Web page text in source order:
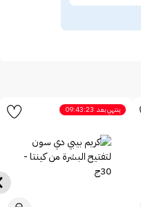
ينتهي بعد 09:43:23